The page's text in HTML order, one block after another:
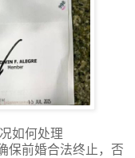
如何处理
保前婚合法终止，否